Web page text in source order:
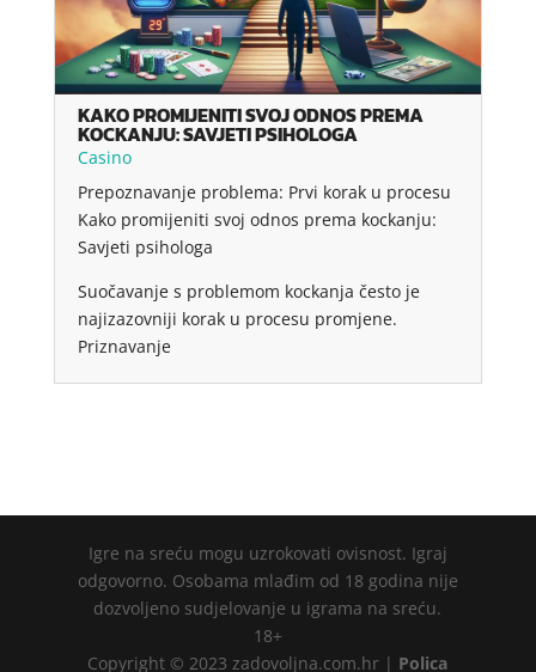
KAKO PROMIJENITI SVOJ ODNOS PREMA
KOCKANJU: SAVJETI PSIHOLOGA
Casino
Prepoznavanje problema: Prvi korak u procesu
Kako promijeniti svoj odnos prema kockanju:
Savjeti psihologa
Suočavanje s problemom kockanja često je
najizazovniji korak u procesu promjene.
Priznavanje
Igre na sreću mogu uzrokovati ovisnost. Igraj
odgovorno. Osobama mlađim od 18 godina nije
dozvoljeno sudjelovanje u igrama na sreću.
18+
Copyright © 2023 zadovoljna.com.hr | Polica